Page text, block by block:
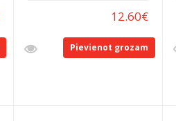
12.60€
Pievienot grozam